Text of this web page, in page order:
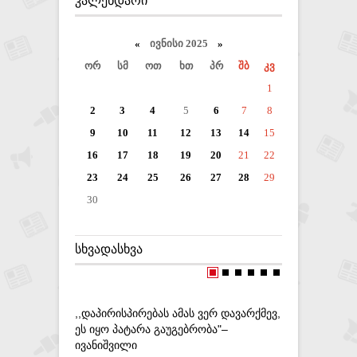
« ივნისი 2025 »
ორ
სმ ოთ ხთ პრ შბ
კვ
1
2
3 4 5 6 7
8
9
10 11 12 13 14
15
16
17 18 19 20 21
22
23
24 25 26 27 28
29
30
ᲡᲮᲕᲐᲓᲐᲡᲮᲕᲐ
,,ᲓᲐᲞᲘᲠᲘᲡᲞᲘᲠᲔᲑᲐᲡ ᲐᲛᲐᲡ ᲕᲔᲠ ᲓᲐᲕᲐᲠᲥᲛᲔᲕ,
ᲔᲡ ᲘᲧᲝ ᲞᲐᲢᲐᲠᲐ ᲒᲐᲣᲒᲔᲑᲠᲝᲑᲐ"–
ᲘᲕᲐᲜᲘᲨᲕᲘᲚᲘ